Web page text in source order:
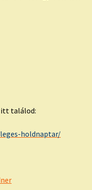
találod:
holdnaptar/